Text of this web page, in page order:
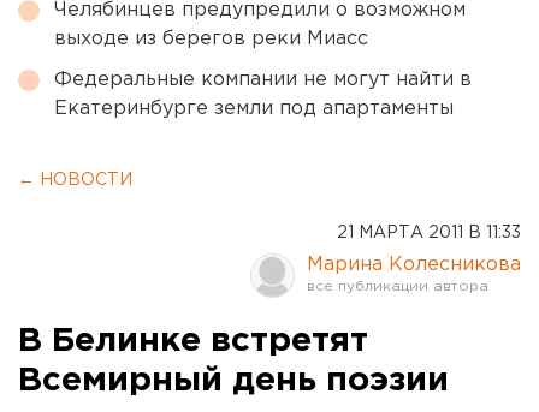
Челябинцев предупредили о возможном
выходе из берегов реки Миасс
Федеральные компании не могут найти в
Екатеринбурге земли под апартаменты
← НОВОСТИ
21 МАРТА 2011 В 11:33
Марина Колесникова
В Белинке встретят
Всемирный день поэзии